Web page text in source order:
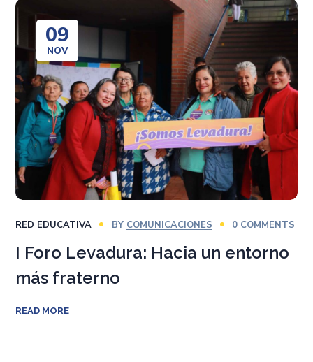
09
NOV
RED EDUCATIVA BY COMUNICACIONES 0 COMMENTS
I Foro Levadura: Hacia un entorno
más fraterno
READ MORE